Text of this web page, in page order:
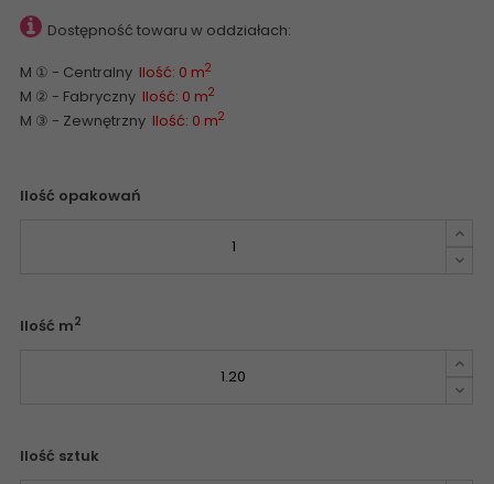
Dostępność towaru w oddziałach:
M ① - Centralny Ilość: 0 m2
M ② - Fabryczny Ilość: 0 m2
M ③ - Zewnętrzny Ilość: 0 m2
Ilość opakowań
Ilość m2
Ilość sztuk